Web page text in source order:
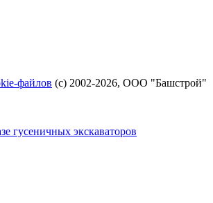
файлов (с) 2002-2026, ООО "Башстрой"
гусеничных экскаваторов